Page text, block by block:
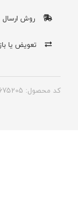
روش ارسال
تعویض یا
کد محصول: 2349675205